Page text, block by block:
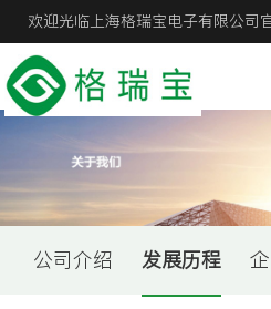
欢迎光临上海格瑞宝电子有限公司
公司介绍 发展历程